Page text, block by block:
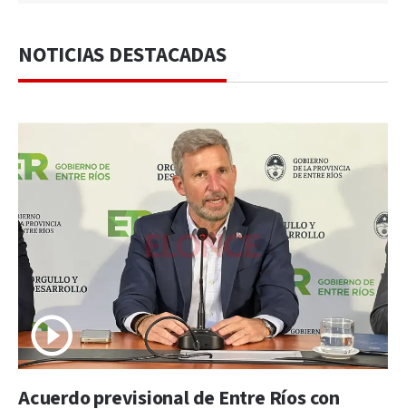
NOTICIAS DESTACADAS
Acuerdo previsional de Entre Ríos con